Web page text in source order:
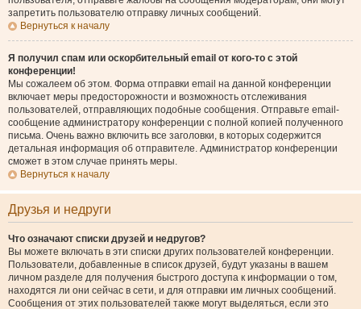
запретить пользователю отправку личных сообщений.
Вернуться к началу
Я получил спам или оскорбительный email от кого-то с этой
конференции!
Мы сожалеем об этом. Форма отправки email на данной конференции
включает меры предосторожности и возможность отслеживания
пользователей, отправляющих подобные сообщения. Отправьте email-
сообщение администратору конференции с полной копией полученного
письма. Очень важно включить все заголовки, в которых содержится
детальная информация об отправителе. Администратор конференции
сможет в этом случае принять меры.
Вернуться к началу
Друзья и недруги
Что означают списки друзей и недругов?
Вы можете включать в эти списки других пользователей конференции.
Пользователи, добавленные в список друзей, будут указаны в вашем
личном разделе для получения быстрого доступа к информации о том,
находятся ли они сейчас в сети, и для отправки им личных сообщений.
Сообщения от этих пользователей также могут выделяться, если это